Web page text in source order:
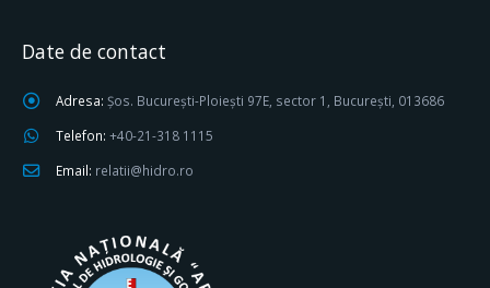
Date de contact
Adresa: Șos. București-Ploiești 97E, sector 1, București, 013686
Telefon: +40-21-318 1115
Email: relatii@hidro.ro